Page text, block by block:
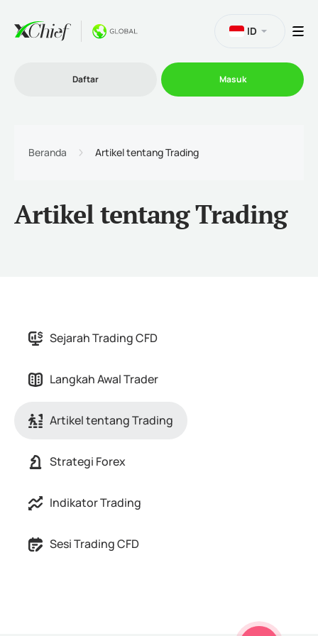
Promosi
ID
Daftar Masuk
Beranda Artikel tentang Trading
Artikel tentang Trading
Sejarah Trading CFD
Langkah Awal Trader
Artikel tentang Trading
Strategi Forex
Indikator Trading
Sesi Trading CFD